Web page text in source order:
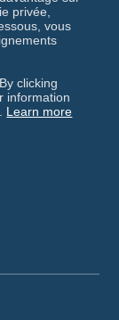
privée,
vous
clicking
information
Learn more